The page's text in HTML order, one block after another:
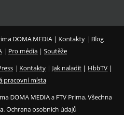
DOMA MEDIA| Kontakty| Blog
| Pro média | Soutěže
| Kontakty | Jak naladit | HbbTV |
pracovní místa
DOMA MEDIA a FTV Prima. Všechna
Ochrana osobních údajů